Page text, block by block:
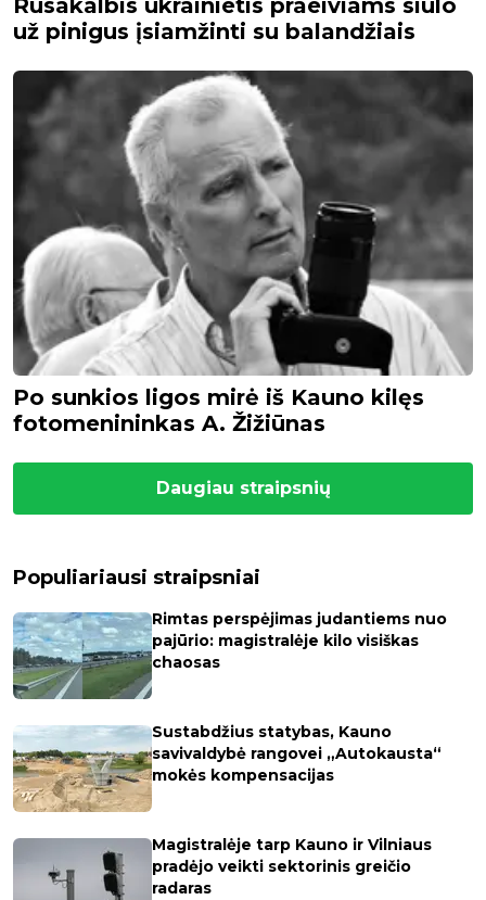
Rusakalbis ukrainietis praeiviams siūlo
už pinigus įsiamžinti su balandžiais
Po sunkios ligos mirė iš Kauno kilęs
fotomenininkas A. Žižiūnas
Daugiau straipsnių
Populiariausi straipsniai
Rimtas perspėjimas judantiems nuo
pajūrio: magistralėje kilo visiškas
chaosas
Sustabdžius statybas, Kauno
savivaldybė rangovei „Autokausta“
mokės kompensacijas
Magistralėje tarp Kauno ir Vilniaus
pradėjo veikti sektorinis greičio
radaras